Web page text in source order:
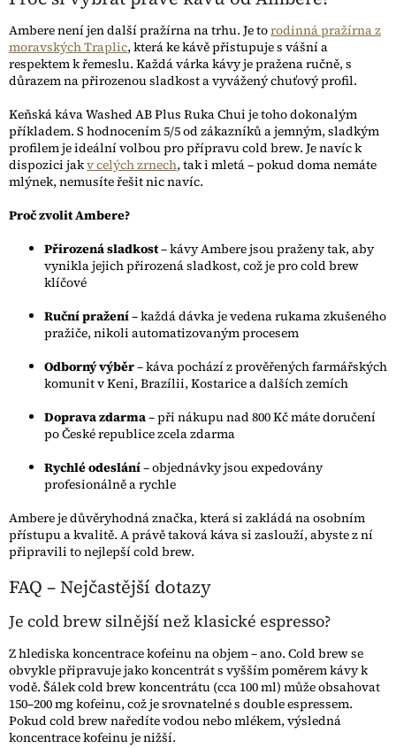
Ambere není jen další pražírna na trhu. Je torodinná pražírna z
moravských Traplic, která ke kávě přistupuje s vášní a
respektem k řemeslu. Každá várka kávy je pražena ručně, s
důrazem na přirozenou sladkost a vyvážený chuťový profil.
Keňská káva Washed AB Plus Ruka Chui je toho dokonalým
příkladem. S hodnocením 5/5 od zákazníků a jemným, sladkým
profilem je ideální volbou pro přípravu cold brew. Je navíc k
dispozici jakv celých zrnech, tak i mletá – pokud doma nemáte
mlýnek, nemusíte řešit nic navíc.
Proč zvolit Ambere?
Přirozená sladkost– kávy Ambere jsou praženy tak, aby
vynikla jejich přirozená sladkost, což je pro cold brew
klíčové
Ruční pražení– každá dávka je vedena rukama zkušeného
pražiče, nikoli automatizovaným procesem
Odborný výběr– káva pochází z prověřených farmářských
komunit v Keni, Brazílii, Kostarice a dalších zemích
Doprava zdarma– při nákupu nad 800 Kč máte doručení
po České republice zcela zdarma
Rychlé odeslání– objednávky jsou expedovány
profesionálně a rychle
Ambere je důvěryhodná značka, která si zakládá na osobním
přístupu a kvalitě. A právě taková káva si zaslouží, abyste z ní
připravili to nejlepší cold brew.
FAQ – Nejčastější dotazy
Je cold brew silnější než klasické espresso?
Z hlediska koncentrace kofeinu na objem – ano. Cold brew se
obvykle připravuje jako koncentrát s vyšším poměrem kávy k
vodě. Šálek cold brew koncentrátu (cca 100 ml) může obsahovat
150–200 mg kofeinu, což je srovnatelné s double espressem.
Pokud cold brew naředíte vodou nebo mlékem, výsledná
koncentrace kofeinu je nižší.